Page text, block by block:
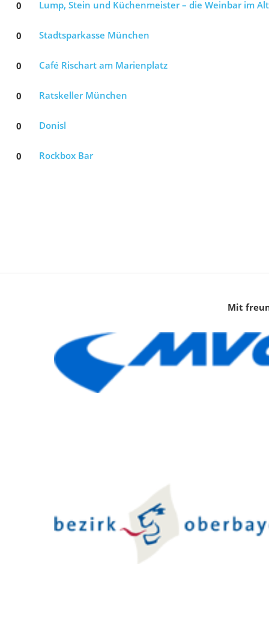
0 Lump, Stein und Küchenmeister – die Weinbar im
0 Stadtsparkasse München
0 Café Rischart am Marienplatz
0 Ratskeller München
0 Donisl
0 Rockbox Bar
Mit